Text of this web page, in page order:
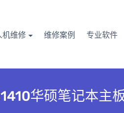
机维修 维修案例 专业软件
华硕笔记本主